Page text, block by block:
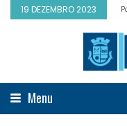
19 DEZEMBRO 2023
Menu